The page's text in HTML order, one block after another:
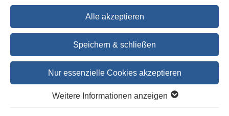
Alle akzeptieren
Speichern & schließen
Nur essenzielle Cookies akzeptieren
Weitere Informationen anzeigen
Dipl. Theol. Christian Kuster
5,00 €
Bestellen